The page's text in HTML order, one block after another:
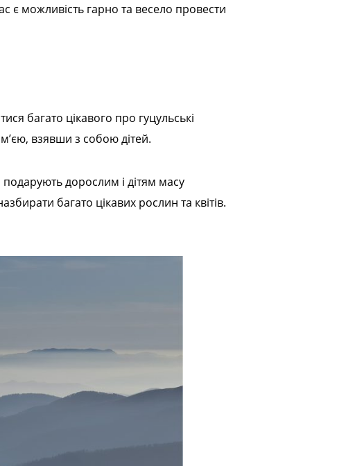
є можливість гарно та весело провести
багато цікавого про гуцульські
взявши з собою дітей.
дорослим і дітям масу
багато цікавих рослин та квітів.